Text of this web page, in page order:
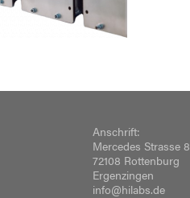
Anschrift:
Mercedes Strasse 8
72108 Rottenburg
Ergenzingen
info@hilabs.de